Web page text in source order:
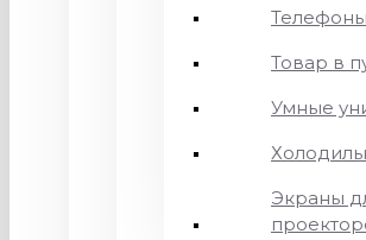
Телефоны
Товар в
Умные
Экраны